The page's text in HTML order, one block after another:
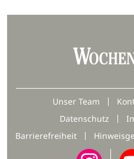
Unser Team
Datenschutz
Barrierefreiheit